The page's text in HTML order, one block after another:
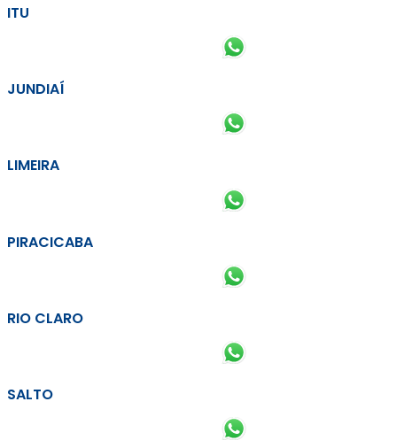
ITU
JUNDIAÍ
LIMEIRA
PIRACICABA
RIO CLARO
SALTO